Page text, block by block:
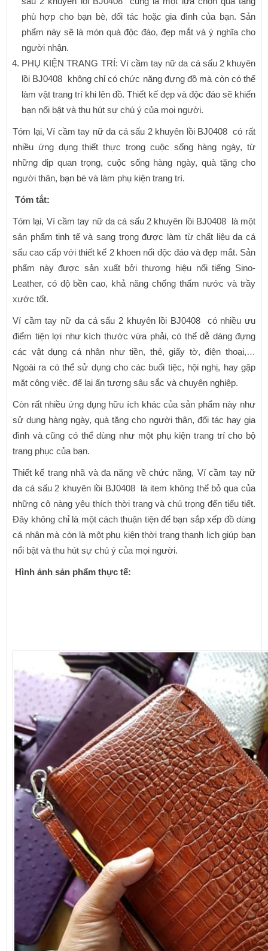
phù hợp cho bạn bè, đối tác hoặc gia đình của bạn. Sản
phẩm này sẽ là món quà độc đáo, đẹp mắt và ý nghĩa cho
người nhận.
PHỤ KIỆN TRANG TRÍ: Ví cầm tay nữ da cá sấu 2 khuyên
lồi BJ0408 không chỉ có chức năng đựng đồ mà còn có thể
làm vật trang trí khi lên đồ. Thiết kế đẹp và độc đáo sẽ khiến
bạn nổi bật và thu hút sự chú ý của mọi người.
Tóm lại, Ví cầm tay nữ da cá sấu 2 khuyên lồi BJ0408 có rất
nhiều ứng dụng thiết thực trong cuộc sống hàng ngày, từ
những dịp quan trọng, cuộc sống hàng ngày, quà tặng cho
người thân, bạn bè và làm phụ kiện trang trí.
Tóm tắt:
Tóm lại, Ví cầm tay nữ da cá sấu 2 khuyên lồi BJ0408 là một
sản phẩm tinh tế và sang trọng được làm từ chất liệu da cá
sấu cao cấp với thiết kế 2 khoen nổi độc đáo và đẹp mắt. Sản
phẩm này được sản xuất bởi thương hiệu nổi tiếng Sino-
Leather, có độ bền cao, khả năng chống thấm nước và trầy
xước tốt.
Ví cầm tay nữ da cá sấu 2 khuyên lồi BJ0408 có nhiều ưu
điểm tiện lợi như kích thước vừa phải, có thể dễ dàng đựng
các vật dụng cá nhân như tiền, thẻ, giấy tờ, điện thoại,…
Ngoài ra có thể sử dụng cho các buổi tiệc, hội nghị, hay gặp
mặt công việc. để lại ấn tượng sâu sắc và chuyên nghiệp.
Còn rất nhiều ứng dụng hữu ích khác của sản phẩm này như
sử dụng hàng ngày, quà tặng cho người thân, đối tác hay gia
đình và cũng có thể dùng như một phụ kiện trang trí cho bộ
trang phục của bạn.
Thiết kế trang nhã và đa năng về chức năng, Ví cầm tay nữ
da cá sấu 2 khuyên lồi BJ0408 là item không thể bỏ qua của
những cô nàng yêu thích thời trang và chú trọng đến tiểu tiết.
Đây không chỉ là một cách thuận tiện để bạn sắp xếp đồ dùng
cá nhân mà còn là một phụ kiện thời trang thanh lịch giúp bạn
nổi bật và thu hút sự chú ý của mọi người.
Hình ảnh sản phẩm thực tế: